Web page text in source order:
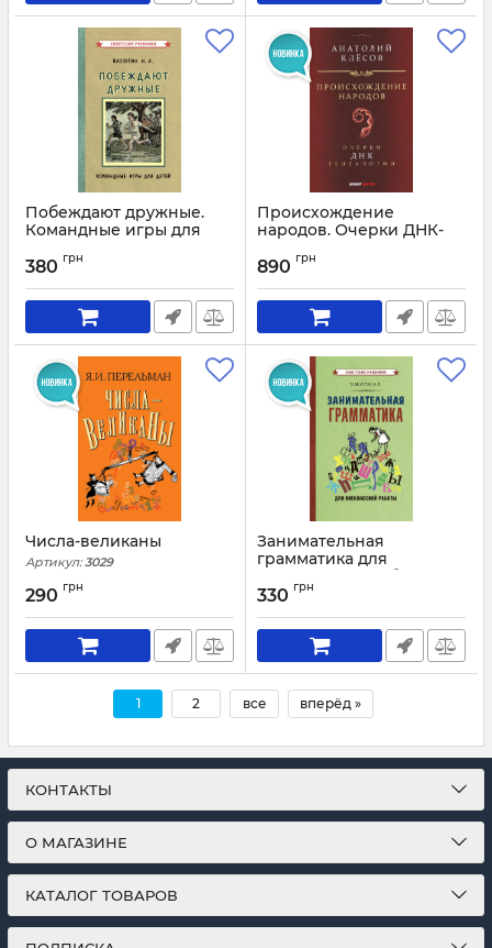
Побеждают дружные.
Командные игры для
Артикул:
380 грн
Происхождение
народов. Очерки ДНК-
Артикул:
890 грн
Числа-великаны
Артикул: 3029
290 грн
Занимательная
грамматика для
внеклассной работы
[1959]
Артикул: 3026
330 грн
1 2 все вперёд »
КОНТАКТЫ
О МАГАЗИНЕ
КАТАЛОГ ТОВАРОВ